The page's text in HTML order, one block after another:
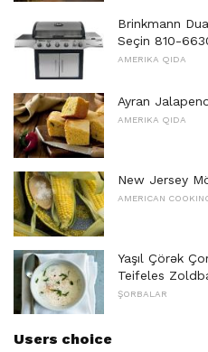
Brinkmann
Seçin 810-
AMERIKA QIDA
Ayran
AMERIKA QIDA
New Jersey
AMERICAN
Yaşıl Çörək
Teifeles
ŞORBALAR
Users choice